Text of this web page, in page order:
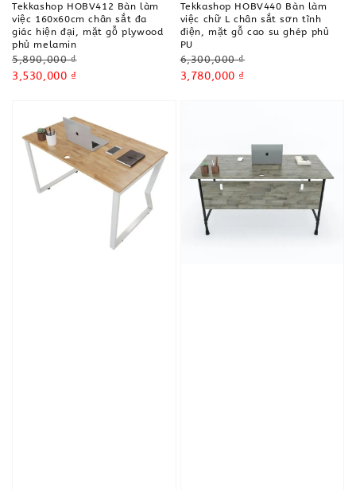
Tekkashop HOBV412 Bàn làm
việc 160x60cm chân sắt đa
giác hiện đại, mặt gỗ plywood
phủ melamin
Regular
price
5,890,000 ₫
Sale
3,530,000 ₫
Tekkashop HOBV440 Bàn làm
việc chữ L chân sắt sơn tĩnh
điện, mặt gỗ cao su ghép phủ
PU
Regular
price
6,300,000 ₫
Sale
3,780,000 ₫